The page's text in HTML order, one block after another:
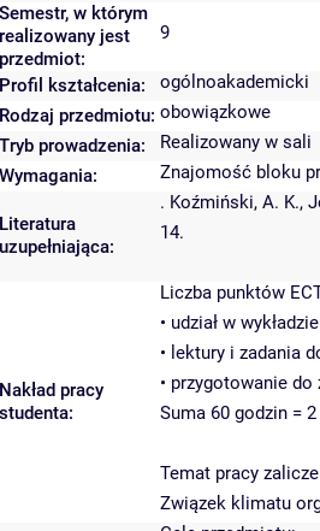
Semestr, w którym
realizowany jest
przedmiot:
9
Profil kształcenia:
ogólnoakademicki
Rodzaj przedmiotu: obowiązkowe
Tryb prowadzenia:
Realizowany w sali
Wymagania:
Znajomość bloku
Literatura
uzupełniająca:
. Koźmiński, A. K.,
14.
Nakład pracy
studenta:
Liczba punktów
• udział w
• lektury i zadania
• przygotowanie
Suma 60 godzin =
Temat pracy
Związek klimatu